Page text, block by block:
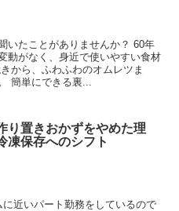
いたことがありませんか？ 60年
動がなく、身近で使いやすい食材
から、ふわふわのオムレツま
簡単にできる裏...
り置きおかずをやめた理
凍保存へのシフト
近いパート勤務をしているので